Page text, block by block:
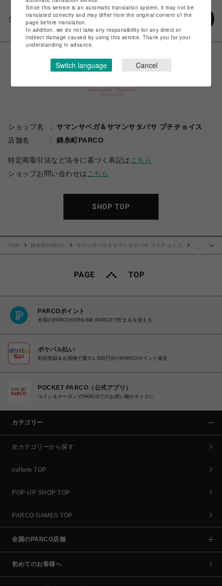
シェアする
ショップ名
サマンサベガ＆サマンサタバサ プチチョイス
店舗名
錦糸町PARCO
特定商取引法など法令に基づく表記は こちら
ショップお問い合わせは こちら
SHOP TOP
TOP 錦糸町PARCO サマンサベガ＆サマンサタバサ プチチョイス
ア
PARCOポイント
全国のPARCOやONLINE PARCOで貯まる＆使える
ポケパル払い
初回登録＆お買物で最大1,500円分のPARCOポイント進呈
POCKET PARCO（公式アプリ）
コイン＆クーポンでPARCOでのお買い物がオトクに
カテゴリー
全カテゴリーから探す
culture TOP
POP-UP SHOP TOP
PARCO GAMES TOP
全国のPARCO店舗
初めてのお客様へ
Since this service is an automatic translation system, it may not be
translated correctly and may differ from the original content of the
page before translation.
In addition, we do not take any responsibility for any direct or
indirect damage caused by using this service. Thank you for your
understanding in advance.
Switch language Cancel